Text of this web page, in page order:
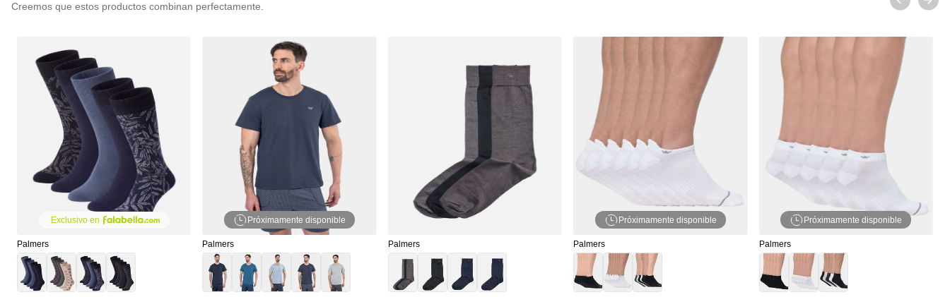
Exclusivo en
Palmers
Próximamente disponible
Palmers Palmers
Próximamente disponible
Palmers
Próximamente disponible
Palmers